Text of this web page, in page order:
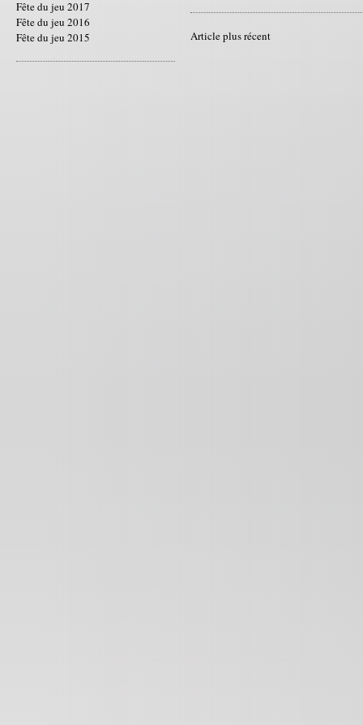
Fête du jeu 2017
Fête du jeu 2016
Fête du jeu 2015
Article plus récent